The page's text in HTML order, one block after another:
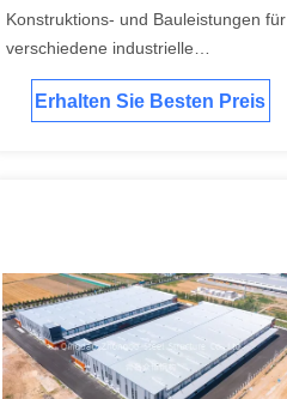
Konstruktions- und Bauleistungen für
verschiedene industrielle
Anwendungen
Erhalten Sie Besten Preis